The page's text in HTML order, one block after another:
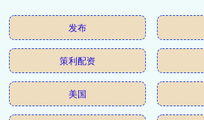
发布
策利配资
美国